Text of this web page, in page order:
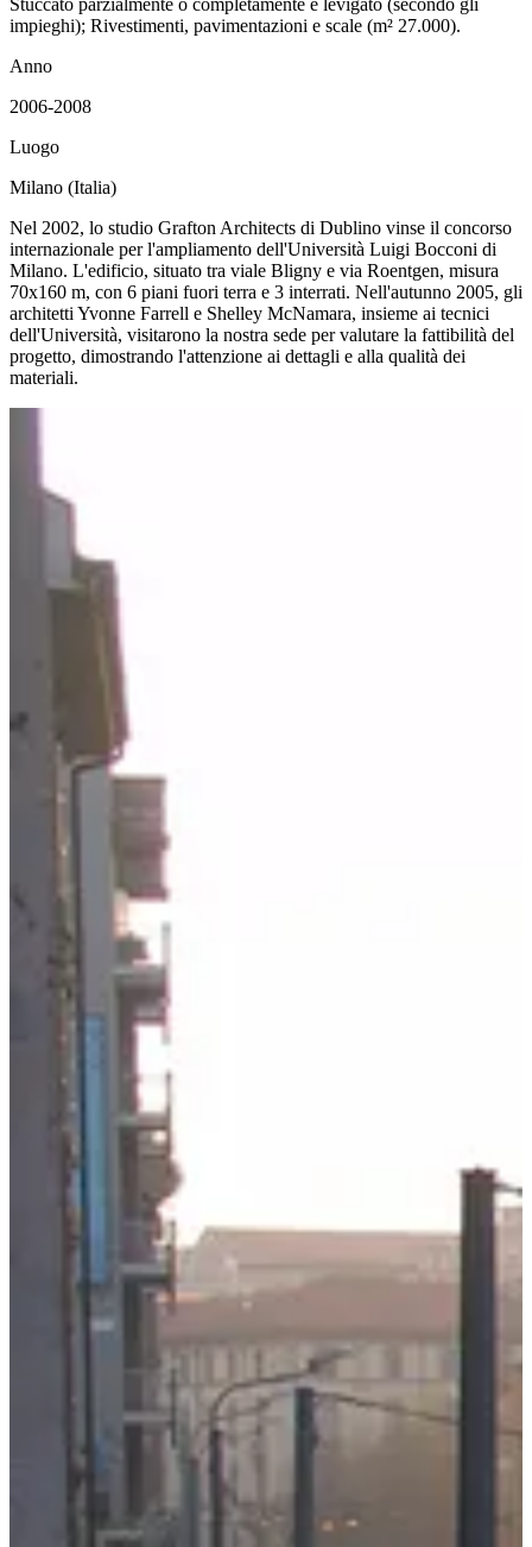
Stuccato parzialmente o completamente e levigato (secondo gli
impieghi); Rivestimenti, pavimentazioni e scale (m² 27.000).
Anno
2006-2008
Luogo
Milano (Italia)
Nel 2002, lo studio Grafton Architects di Dublino vinse il concorso
internazionale per l'ampliamento dell'Università Luigi Bocconi di
Milano. L'edificio, situato tra viale Bligny e via Roentgen, misura
70x160 m, con 6 piani fuori terra e 3 interrati. Nell'autunno 2005, gli
architetti Yvonne Farrell e Shelley McNamara, insieme ai tecnici
dell'Università, visitarono la nostra sede per valutare la fattibilità del
progetto, dimostrando l'attenzione ai dettagli e alla qualità dei
materiali.